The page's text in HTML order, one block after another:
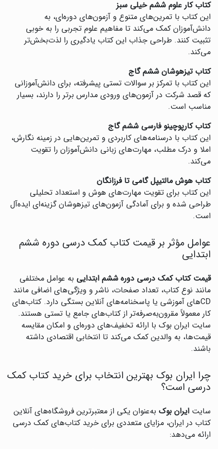
کتاب کار علوم ششم خیلی سبز
این کتاب با تمرین‌های متنوع و آزمون‌های دوره‌ای، به
دانش‌آموزان کمک می‌کند تا مفاهیم علوم تجربی را به خوبی
تثبیت کنند. طراحی جذاب این کتاب یادگیری را لذت‌بخش‌تر
می‌کند.
کتاب تیزهوشان ششم گاج
این کتاب با تمرکز بر سوالات تستی پیشرفته، برای دانش‌آموزانی
که قصد شرکت در آزمون‌های ورودی مدارس برتر را دارند، بسیار
مناسب است.
کتاب کارپوچینو فارسی ششم گاج
این کتاب با درسنامه‌های کاربردی و تمرین‌هایی در زمینه نگارش،
املا و درک مطلب، مهارت‌های زبانی دانش‌آموزان را تقویت
می‌کند.
کتاب هوش مالتیپل گامی تا فرزانگان
این کتاب برای تقویت مهارت‌های هوش و استعداد تحلیلی
طراحی شده و برای آمادگی آزمون‌های تیزهوشان گزینه‌ای ایده‌آل
است.
عوامل مؤثر بر قیمت کتاب کمک درسی دوره ششم
ابتدایی
قیمت کتاب کمک درسی دوره ششم ابتدایی به عوامل مختلفی
مانند نوع کتاب، تعداد صفحات، ناشر و ویژگی‌های اضافی مانند
CDهای آموزشی یا پاسخنامه‌های آنلاین بستگی دارد. کتاب‌های
کار معمولاً مقرون‌به‌صرفه‌تر از کتاب‌های جامع یا تستی هستند.
سایت ایران بوک با ارائه تخفیف‌های دوره‌ای و امکان مقایسه
قیمت‌ها، به والدین کمک می‌کند تا انتخابی اقتصادی داشته
باشند.
چرا ایران بوک بهترین انتخاب برای خرید کتاب کمک
درسی است؟
سایت ایران بوک به‌عنوان یکی از معتبرترین فروشگاه‌های آنلاین
کتاب در ایران، مزایای متعددی برای خرید کتاب‌های کمک درسی
ارائه می‌دهد: